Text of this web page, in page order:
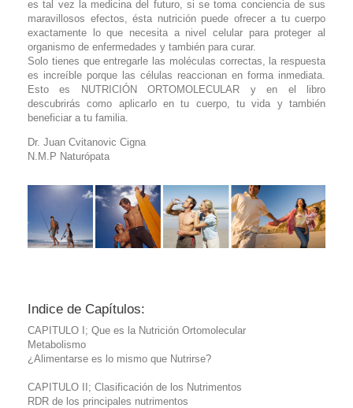
es tal vez la medicina del futuro, si se toma conciencia de sus
maravillosos efectos, ésta nutrición puede ofrecer a tu cuerpo
exactamente lo que necesita a nivel celular para proteger al
organismo de enfermedades y también para curar.
Solo tienes que entregarle las moléculas correctas, la respuesta
es increíble porque las células reaccionan en forma inmediata.
Esto es NUTRICIÓN ORTOMOLECULAR y en el libro
descubrirás como aplicarlo en tu cuerpo, tu vida y también
beneficiar a tu familia.
Dr. Juan Cvitanovic Cigna
N.M.P Naturópata
Indice de Capítulos:
CAPITULO I; Que es la Nutrición Ortomolecular
Metabolismo
¿Alimentarse es lo mismo que Nutrirse?
CAPITULO II; Clasificación de los Nutrimentos
RDR de los principales nutrimentos